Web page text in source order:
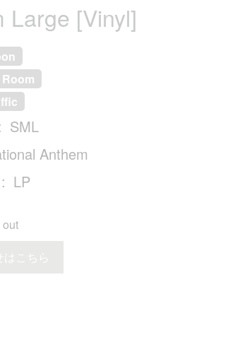
Large [Vinyl]
SML
Anthem
LP
はこちら